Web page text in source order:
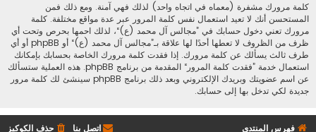
كلمة مرورك مشفرة (معماه في اتجاه واحد) لذلك فهي آمنة. ومع ذلك فمن
المستحسن أنك لا تعيد استعمال نفس كلمة المرور عبر عدة مواقع مختلفة. كلمة
مرورك تعني دخول حسابك في ”مجالس آل محمد (ع)“، لذلك احمها بحرص وتحت أي
ظرف من الظروف لا تعطها أحدًا لها علاقة بـ”مجالس آل محمد (ع)“ أو phpBB أو أي
طرف ثالث يسألك عن كلمة مرورك. إذا فقدت كلمة مرورك الخاصة بحسابك بإمكانك
استعمال خدمة ”فقدت كلمة المرور“ المقدمة من برنامج phpBB. هذه العملية ستسألك
عن اسم عضويتك وبريدك الإلكتروني وبعد ذلك برنامج phpBB سينشئ لك كلمة مرور
جديدة لكي تدخل بها إلى حسابك.
فهرس المنتدى حذف الكوكيز اتصل بنا